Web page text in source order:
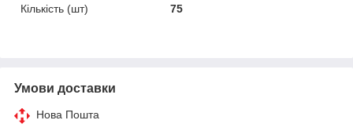
Кількість (шт)
75
Умови доставки
Нова Пошта